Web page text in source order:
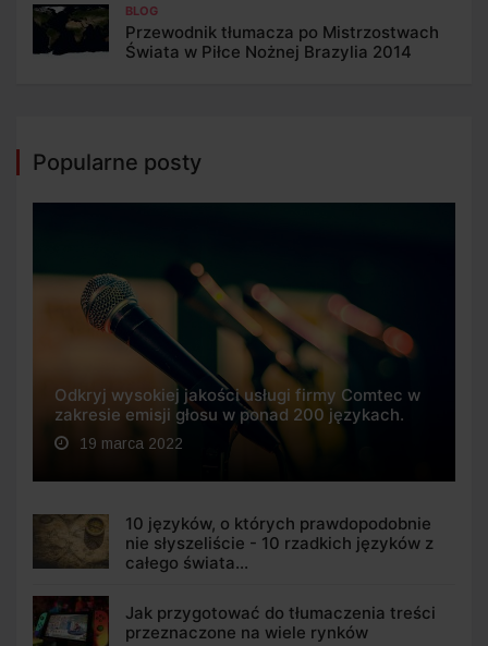
BLOG
Przewodnik tłumacza po Mistrzostwach
Świata w Piłce Nożnej Brazylia 2014
Popularne posty
Odkryj wysokiej jakości usługi firmy Comtec w
zakresie emisji głosu w ponad 200 językach.
19 marca 2022
10 języków, o których prawdopodobnie
nie słyszeliście - 10 rzadkich języków z
całego świata...
Jak przygotować do tłumaczenia treści
przeznaczone na wiele rynków